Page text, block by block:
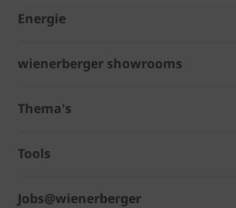
Energie
wienerberger showrooms
Thema's
Tools
Jobs@wienerberger